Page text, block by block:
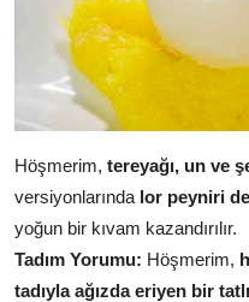
Höşmerim, tereyağı, un ve
versiyonlarında lor peyniri
yoğun bir kıvam kazandırılır.
Tadım Yorumu: Höşmerim,
tadıyla ağızda eriyen bir